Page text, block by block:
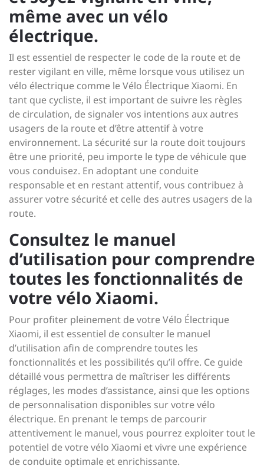
même avec un vélo
électrique.
Il est essentiel de respecter le code de la route et de
rester vigilant en ville, même lorsque vous utilisez un
vélo électrique comme le Vélo Électrique Xiaomi. En
tant que cycliste, il est important de suivre les règles
de circulation, de signaler vos intentions aux autres
usagers de la route et d’être attentif à votre
environnement. La sécurité sur la route doit toujours
être une priorité, peu importe le type de véhicule que
vous conduisez. En adoptant une conduite
responsable et en restant attentif, vous contribuez à
assurer votre sécurité et celle des autres usagers de la
route.
Consultez le manuel
d’utilisation pour comprendre
toutes les fonctionnalités de
votre vélo Xiaomi.
Pour profiter pleinement de votre Vélo Électrique
Xiaomi, il est essentiel de consulter le manuel
d’utilisation afin de comprendre toutes les
fonctionnalités et les possibilités qu’il offre. Ce guide
détaillé vous permettra de maîtriser les différents
réglages, les modes d’assistance, ainsi que les options
de personnalisation disponibles sur votre vélo
électrique. En prenant le temps de parcourir
attentivement le manuel, vous pourrez exploiter tout le
potentiel de votre vélo Xiaomi et vivre une expérience
de conduite optimale et enrichissante.